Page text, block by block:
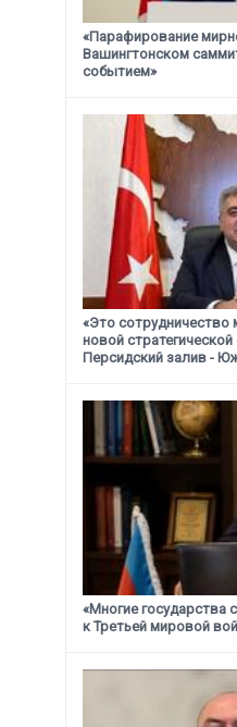
«Парафирование
Вашингтонском
событием»
«Это сотрудничество
новой стратегической
Персидский залив -
«Многие государства
к Третьей мировой